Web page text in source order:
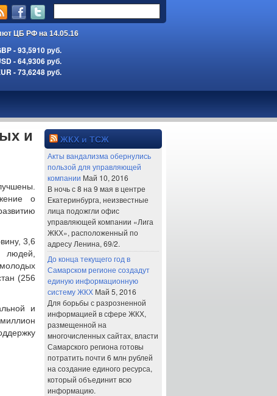
ЦБ РФ на 14.05.16
- 93,5910 руб.
- 64,9306 руб.
- 73,6248 руб.
и
о
3,6
(256
и
ЖКХ и ТСЖ
Акты вандализма обернулись
пользой для управляющей
компании Май 10, 2016
В ночь с 8 на 9 мая в центре
Екатеринбурга, неизвестные
лица подожгли офис
управляющей компании «Лига
ЖКХ», расположенный по
адресу Ленина, 69/2.
До конца текущего год в
Самарском регионе создадут
единую информационную
систему ЖКХ Май 5, 2016
Для борьбы с разрозненной
информацией в сфере ЖКХ,
размещенной на
многочисленных сайтах, власти
Самарского региона готовы
потратить почти 6 млн рублей
на создание единого ресурса,
который объединит всю
информацию.